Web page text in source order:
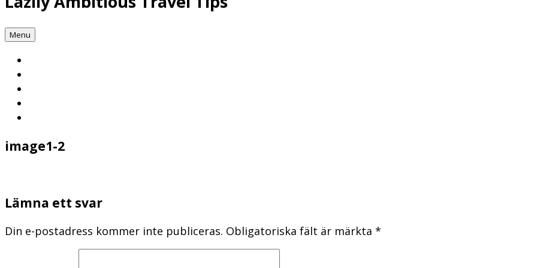
Menu
image1-2
Lämna ett svar
Din e-postadress kommer inte publiceras. Obligatoriska fält är märkta *